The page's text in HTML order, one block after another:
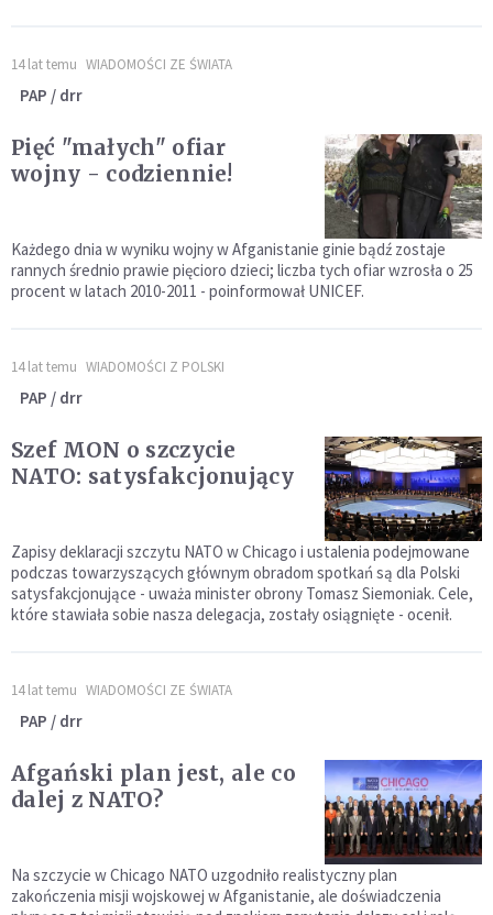
14 lat temu WIADOMOŚCI ZE ŚWIATA
PAP / drr
Pięć "małych" ofiar
wojny - codziennie!
Każdego dnia w wyniku wojny w Afganistanie ginie bądź zostaje
rannych średnio prawie pięcioro dzieci; liczba tych ofiar wzrosła o 25
procent w latach 2010-2011 - poinformował UNICEF.
14 lat temu WIADOMOŚCI Z POLSKI
PAP / drr
Szef MON o szczycie
NATO: satysfakcjonujący
Zapisy deklaracji szczytu NATO w Chicago i ustalenia podejmowane
podczas towarzyszących głównym obradom spotkań są dla Polski
satysfakcjonujące - uważa minister obrony Tomasz Siemoniak. Cele,
które stawiała sobie nasza delegacja, zostały osiągnięte - ocenił.
14 lat temu WIADOMOŚCI ZE ŚWIATA
PAP / drr
Afgański plan jest, ale co
dalej z NATO?
Na szczycie w Chicago NATO uzgodniło realistyczny plan
zakończenia misji wojskowej w Afganistanie, ale doświadczenia